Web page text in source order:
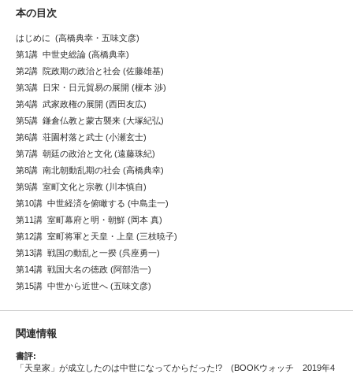
本の目次
はじめに (高橋典幸・五味文彦)
第1講 中世史総論 (高橋典幸)
第2講 院政期の政治と社会 (佐藤雄基)
第3講 日宋・日元貿易の展開 (榎本 渉)
第4講 武家政権の展開 (西田友広)
第5講 鎌倉仏教と蒙古襲来 (大塚紀弘)
第6講 荘園村落と武士 (小瀬玄士)
第7講 朝廷の政治と文化 (遠藤珠紀)
第8講 南北朝動乱期の社会 (高橋典幸)
第9講 室町文化と宗教 (川本慎自)
第10講 中世経済を俯瞰する (中島圭一)
第11講 室町幕府と明・朝鮮 (岡本 真)
第12講 室町将軍と天皇・上皇 (三枝暁子)
第13講 戦国の動乱と一揆 (呉座勇一)
第14講 戦国大名の徳政 (阿部浩一)
第15講 中世から近世へ (五味文彦)
関連情報
書評:
「天皇家」が成立したのは中世になってからだった!? (BOOKウォッチ 2019年4